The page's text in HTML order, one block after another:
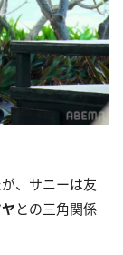
、サニーは友
との三角関係